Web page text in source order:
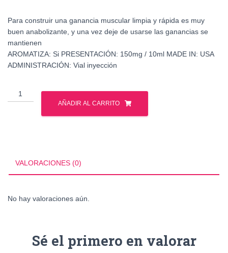
Para construir una ganancia muscular limpia y rápida es muy
buen anabolizante, y una vez deje de usarse las ganancias se
mantienen
AROMATIZA: Si PRESENTACIÓN: 150mg / 10ml MADE IN: USA
ADMINISTRACIÓN: Vial inyección
Trenbolon
Acetate
10ml/100mg
AÑADIR AL CARRITO
VALORACIONES (0)
No hay valoraciones aún.
Sé el primero en valorar